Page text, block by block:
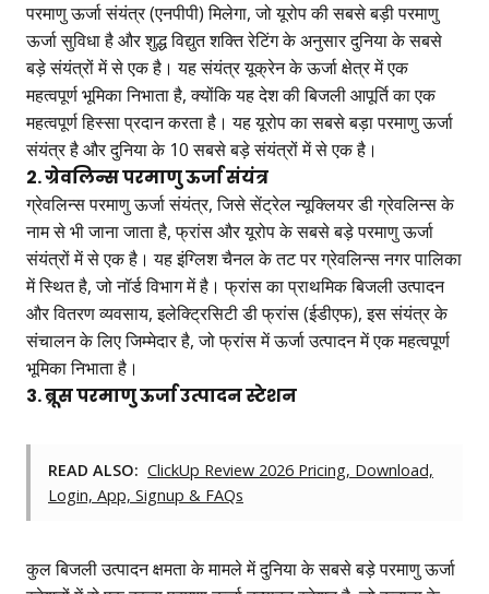
परमाणु ऊर्जा संयंत्र (एनपीपी) मिलेगा, जो यूरोप की सबसे बड़ी परमाणु
ऊर्जा सुविधा है और शुद्ध विद्युत शक्ति रेटिंग के अनुसार दुनिया के सबसे
बड़े संयंत्रों में से एक है। यह संयंत्र यूक्रेन के ऊर्जा क्षेत्र में एक
महत्वपूर्ण भूमिका निभाता है, क्योंकि यह देश की बिजली आपूर्ति का एक
महत्वपूर्ण हिस्सा प्रदान करता है। यह यूरोप का सबसे बड़ा परमाणु ऊर्जा
संयंत्र है और दुनिया के 10 सबसे बड़े संयंत्रों में से एक है।
2. ग्रेवलिन्स परमाणु ऊर्जा संयंत्र
ग्रेवलिन्स परमाणु ऊर्जा संयंत्र, जिसे सेंट्रेल न्यूक्लियर डी ग्रेवलिन्स के
नाम से भी जाना जाता है, फ्रांस और यूरोप के सबसे बड़े परमाणु ऊर्जा
संयंत्रों में से एक है। यह इंग्लिश चैनल के तट पर ग्रेवलिन्स नगर पालिका
में स्थित है, जो नॉर्ड विभाग में है। फ्रांस का प्राथमिक बिजली उत्पादन
और वितरण व्यवसाय, इलेक्ट्रिसिटी डी फ्रांस (ईडीएफ), इस संयंत्र के
संचालन के लिए जिम्मेदार है, जो फ्रांस में ऊर्जा उत्पादन में एक महत्वपूर्ण
भूमिका निभाता है।
3. ब्रूस परमाणु ऊर्जा उत्पादन स्टेशन
READ ALSO: ClickUp Review 2026 Pricing, Download,
Login, App, Signup & FAQs
कुल बिजली उत्पादन क्षमता के मामले में दुनिया के सबसे बड़े परमाणु ऊर्जा